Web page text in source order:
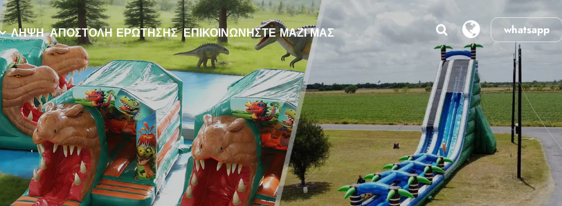
whatsapp
ΛΉΨΗ ΑΠΟΣΤΟΛΉ ΕΡΏΤΗΣΗΣ ΕΠΙΚΟΙΝΩΝΉΣΤΕ ΜΑΖΊ ΜΑΣ